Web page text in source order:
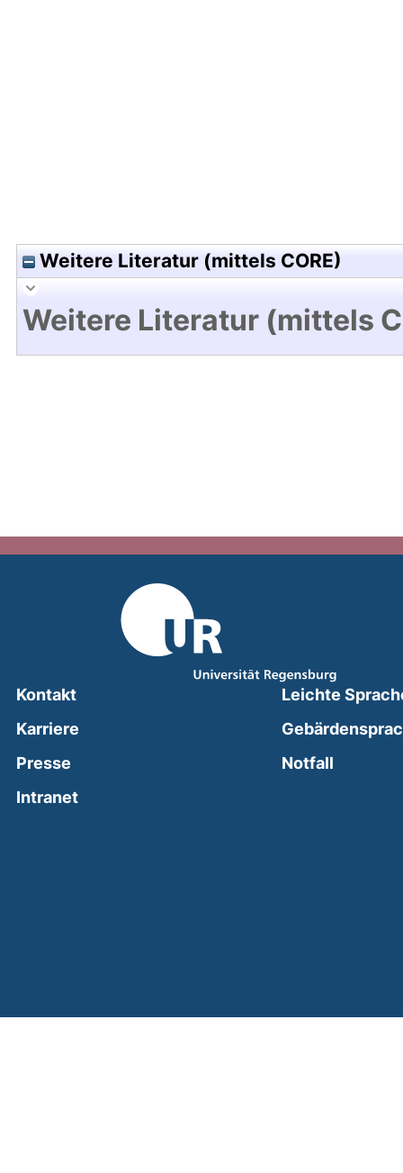
Weitere Literatur (mittels CORE)
Weitere Literatur (mittels
Kontakt
Karriere
Presse
Intranet(external link, opens in a new window)
Leichte
Notfall